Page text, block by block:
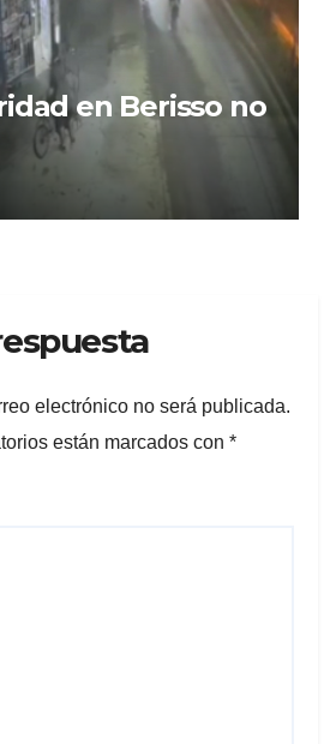
en Berisso no
electrónico no será publicada.
están marcados con *